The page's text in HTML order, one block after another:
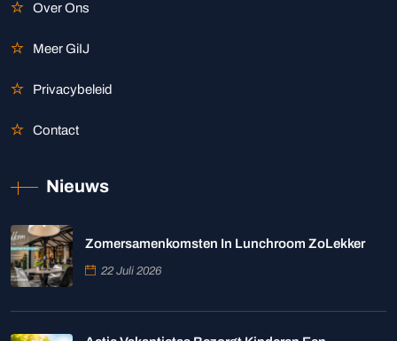
Over Ons
Meer GiIJ
Privacybeleid
Contact
Nieuws
Zomersamenkomsten In Lunchroom ZoLekker
22 Juli 2026